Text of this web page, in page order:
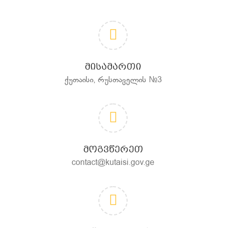
ᲛᲘᲡᲐᲛᲐᲠᲗᲘ
ქუთაისი, რუსთაველის №3
ᲛᲝᲒᲕᲬᲔᲠᲔᲗ
contact@kutaisi.gov.ge